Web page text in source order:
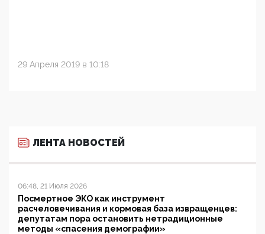
29 Апреля 2019 в 10:18
ЛЕНТА НОВОСТЕЙ
06:48, 21 Июля 2026
Посмертное ЭКО как инструмент
расчеловечивания и кормовая база извращенцев:
депутатам пора остановить нетрадиционные
методы «спасения демографии»